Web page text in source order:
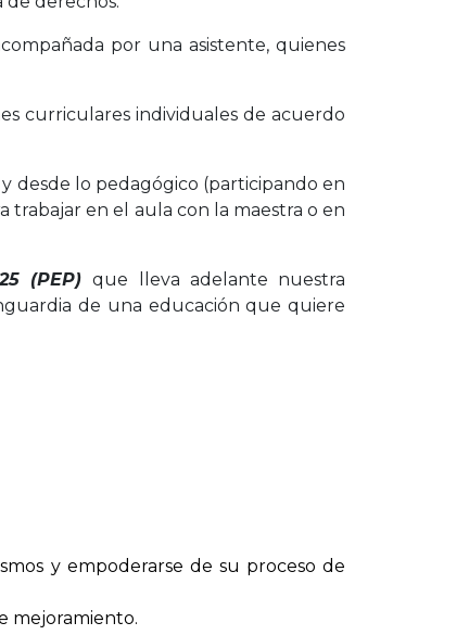
por una asistente, quienes
curriculares individuales de acuerdo
desde lo pedagógico (participando en
trabajar en el aula con la maestra o en
(PEP)que lleva adelante nuestra
de una educación que quiere
y empoderarse de su proceso de
mejoramiento.